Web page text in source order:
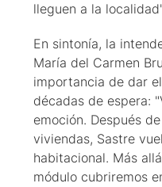
lleguen a la
En sintonía, la
María del Carmen
importancia de dar
décadas de espera:
emoción. Después
viviendas, Sastre
habitacional. Más
módulo cubriremos